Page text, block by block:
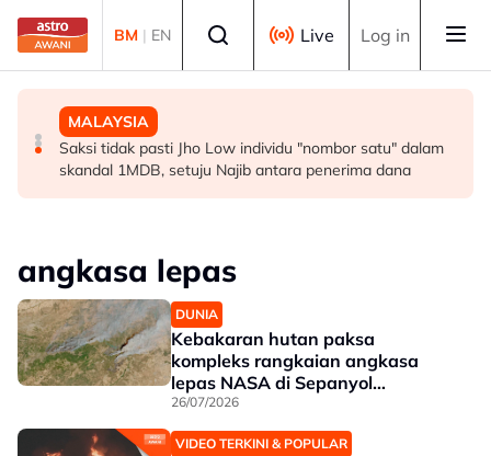
Skip to main content
BM | EN Live Log in
MALAYSIA
PKNS nafi dakwaan rugi RM103.69 juta, tanggung
hutang RM6.1 bilion
MALAYSIA
KDNK sektor komoditi meningkat kepada RM19.65 bilion
pada suku pertama 2026 - Noraini
MALAYSIA
Saksi tidak pasti Jho Low individu "nombor satu" dalam
skandal 1MDB, setuju Najib antara penerima dana
angkasa lepas
DUNIA
Kebakaran hutan paksa
kompleks rangkaian angkasa
lepas NASA di Sepanyol
dikosongkan
26/07/2026
VIDEO TERKINI & POPULAR